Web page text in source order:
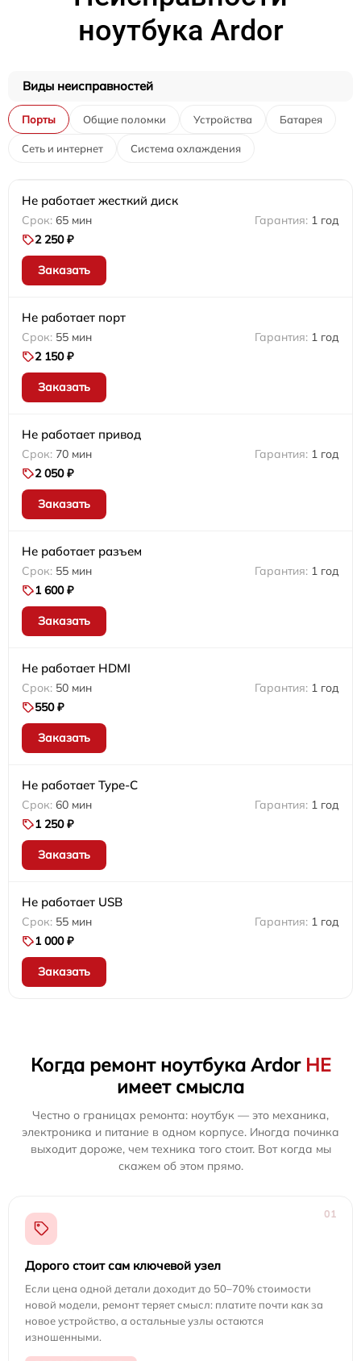
ноутбука Ardor
Виды неисправностей
Порты Общие поломки Устройства Батарея
Сеть и интернет Система охлаждения
Не работает жесткий диск
65 мин
1 год
2 250 ₽
Заказать
Не работает порт
55 мин
1 год
2 150 ₽
Заказать
Не работает привод
70 мин
1 год
2 050 ₽
Заказать
Не работает разъем
55 мин
1 год
1 600 ₽
Заказать
Не работает HDMI
50 мин
1 год
550 ₽
Заказать
Не работает Type-C
60 мин
1 год
1 250 ₽
Заказать
Не работает USB
55 мин
1 год
1 000 ₽
Заказать
Когда ремонт ноутбука Ardor НЕ
имеет смысла
Честно о границах ремонта: ноутбук — это механика,
электроника и питание в одном корпусе. Иногда починка
выходит дороже, чем техника того стоит. Вот когда мы
скажем об этом прямо.
01
Дорого стоит сам ключевой узел
Если цена одной детали доходит до 50–70% стоимости
новой модели, ремонт теряет смысл: платите почти как за
новое устройство, а остальные узлы остаются
изношенными.